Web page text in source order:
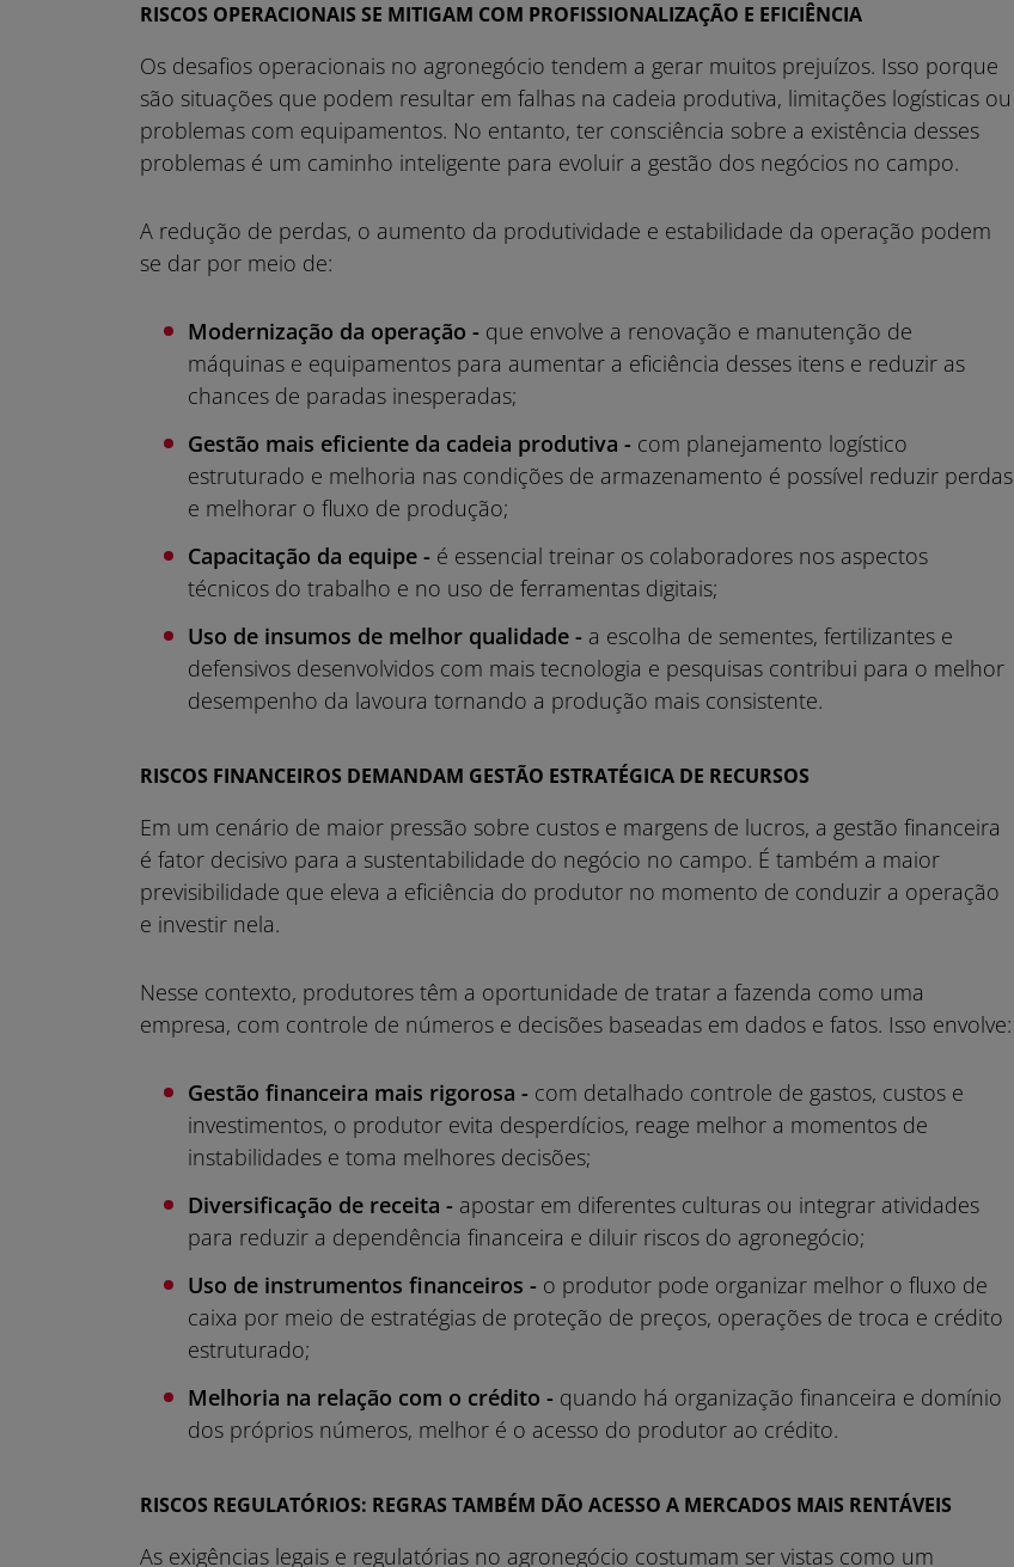
RISCOS OPERACIONAIS SE MITIGAM COM PROFISSIONALIZAÇÃO E EFICIÊNCIA
Os desafios operacionais no agronegócio tendem a gerar muitos prejuízos. Isso porque
são situações que podem resultar em falhas na cadeia produtiva, limitações logísticas ou
problemas com equipamentos. No entanto, ter consciência sobre a existência desses
problemas é um caminho inteligente para evoluir a gestão dos negócios no campo.
A redução de perdas, o aumento da produtividade e estabilidade da operação podem
se dar por meio de:
Modernização da operação - que envolve a renovação e manutenção de
máquinas e equipamentos para aumentar a eficiência desses itens e reduzir as
chances de paradas inesperadas;
Gestão mais eficiente da cadeia produtiva - com planejamento logístico
estruturado e melhoria nas condições de armazenamento é possível reduzir perdas
e melhorar o fluxo de produção;
Capacitação da equipe - é essencial treinar os colaboradores nos aspectos
técnicos do trabalho e no uso de ferramentas digitais;
Uso de insumos de melhor qualidade - a escolha de sementes, fertilizantes e
defensivos desenvolvidos com mais tecnologia e pesquisas contribui para o melhor
desempenho da lavoura tornando a produção mais consistente.
RISCOS FINANCEIROS DEMANDAM GESTÃO ESTRATÉGICA DE RECURSOS
Em um cenário de maior pressão sobre custos e margens de lucros, a gestão financeira
é fator decisivo para a sustentabilidade do negócio no campo. É também a maior
previsibilidade que eleva a eficiência do produtor no momento de conduzir a operação
e investir nela.
Nesse contexto, produtores têm a oportunidade de tratar a fazenda como uma
empresa, com controle de números e decisões baseadas em dados e fatos. Isso envolve:
Gestão financeira mais rigorosa - com detalhado controle de gastos, custos e
investimentos, o produtor evita desperdícios, reage melhor a momentos de
instabilidades e toma melhores decisões;
Diversificação de receita - apostar em diferentes culturas ou integrar atividades
para reduzir a dependência financeira e diluir riscos do agronegócio;
Uso de instrumentos financeiros - o produtor pode organizar melhor o fluxo de
caixa por meio de estratégias de proteção de preços, operações de troca e crédito
estruturado;
Melhoria na relação com o crédito - quando há organização financeira e domínio
dos próprios números, melhor é o acesso do produtor ao crédito.
RISCOS REGULATÓRIOS: REGRAS TAMBÉM DÃO ACESSO A MERCADOS MAIS RENTÁVEIS
As exigências legais e regulatórias no agronegócio costumam ser vistas como um